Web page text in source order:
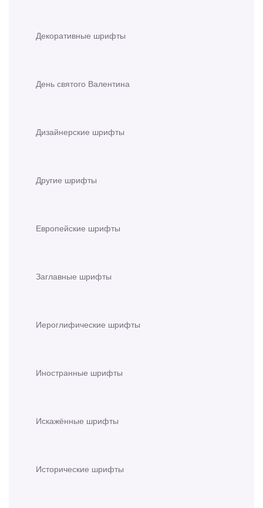
Декоративные шрифты
День святого Валентина
Дизайнерские шрифты
Другие шрифты
Европейские шрифты
Заглавные шрифты
Иероглифические шрифты
Иностранные шрифты
Искажённые шрифты
Исторические шрифты